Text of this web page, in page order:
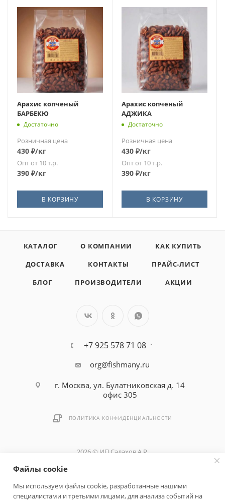
Арахис копченый
БАРБЕКЮ
Достаточно
Розничная цена
430 ₽/кг
Опт от 10 т.р.
390 ₽/кг
В КОРЗИНУ
Арахис копченый
АДЖИКА
Достаточно
Розничная цена
430 ₽/кг
Опт от 10 т.р.
390 ₽/кг
В КОРЗИНУ
КАТАЛОГ О КОМПАНИИ
КАК КУПИТЬ
ДОСТАВКА
КОНТАКТЫ
ПРАЙС-ЛИСТ
БЛОГ
ПРОИЗВОДИТЕЛИ АКЦИИ
+7 925 578 71 08
org@fishmany.ru
г. Москва, ул. Булатниковская д. 14
офис 305
ПОЛИТИКА КОНФИДЕНЦИАЛЬНОСТИ
2026 © ИП Салахов А.Р.
Файлы cookie
Мы используем файлы cookie, разработанные нашими
специалистами и третьими лицами, для анализа событий на